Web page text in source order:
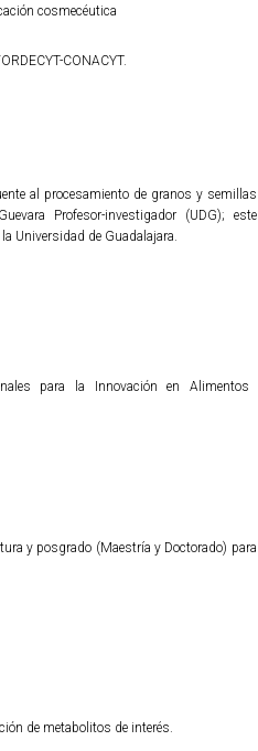
cosmecéutica
CONACYT.
al procesamiento de granos y semillas
Profesor-investigador (UDG); este
Universidad de Guadalajara.
para la Innovación en Alimentos
y posgrado (Maestría y Doctorado) para
de metabolitos de interés.